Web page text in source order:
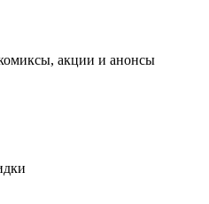
акции и анонсы